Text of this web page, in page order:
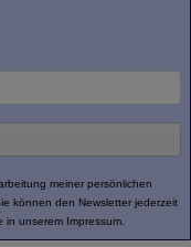
meiner persönlichen
können den Newsletter jederzeit
unserem Impressum.